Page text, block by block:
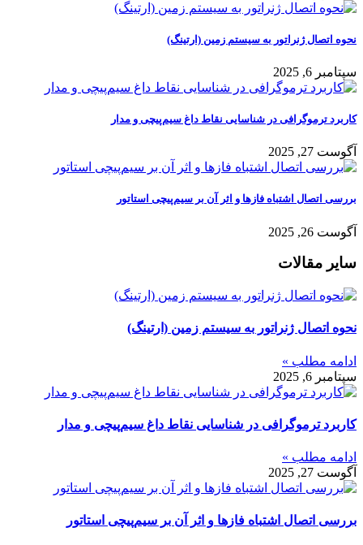
نحوه اتصال ژنراتور به سیستم زمین (ارتینگ)
سپتامبر 6, 2025
کاربرد ترموگرافی در شناسایی نقاط داغ سیم‌پیچی و مدار
آگوست 27, 2025
بررسی اتصال اشتباه فازها و اثر آن بر سیم‌پیچی استاتور
آگوست 26, 2025
سایر مقالات
نحوه اتصال ژنراتور به سیستم زمین (ارتینگ)
ادامه مطلب »
سپتامبر 6, 2025
کاربرد ترموگرافی در شناسایی نقاط داغ سیم‌پیچی و مدار
ادامه مطلب »
آگوست 27, 2025
بررسی اتصال اشتباه فازها و اثر آن بر سیم‌پیچی استاتور